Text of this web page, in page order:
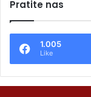
Pratite nas
1.005
Like